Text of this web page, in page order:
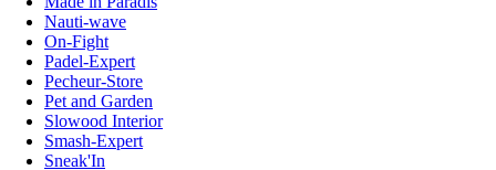
Nauti-wave
On-Fight
Padel-Expert
Pecheur-Store
Pet and Garden
Slowood Interior
Smash-Expert
Sneak'In